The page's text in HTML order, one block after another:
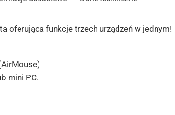
oferująca funkcje trzech urządzeń w jednym!
mini PC.